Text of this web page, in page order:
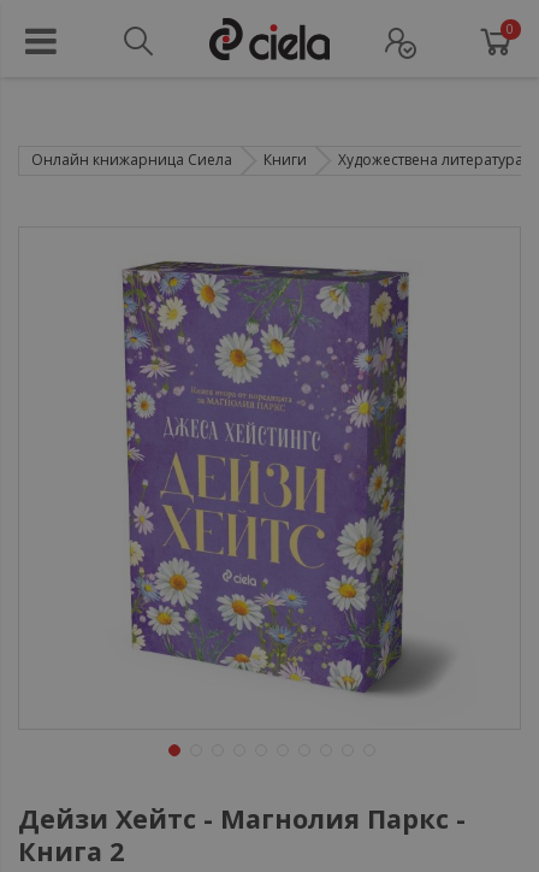
0
Онлайн книжарница Сиела Книги Художествена литература
Дейзи Хейтс - Магнолия Паркс -
Книга 2